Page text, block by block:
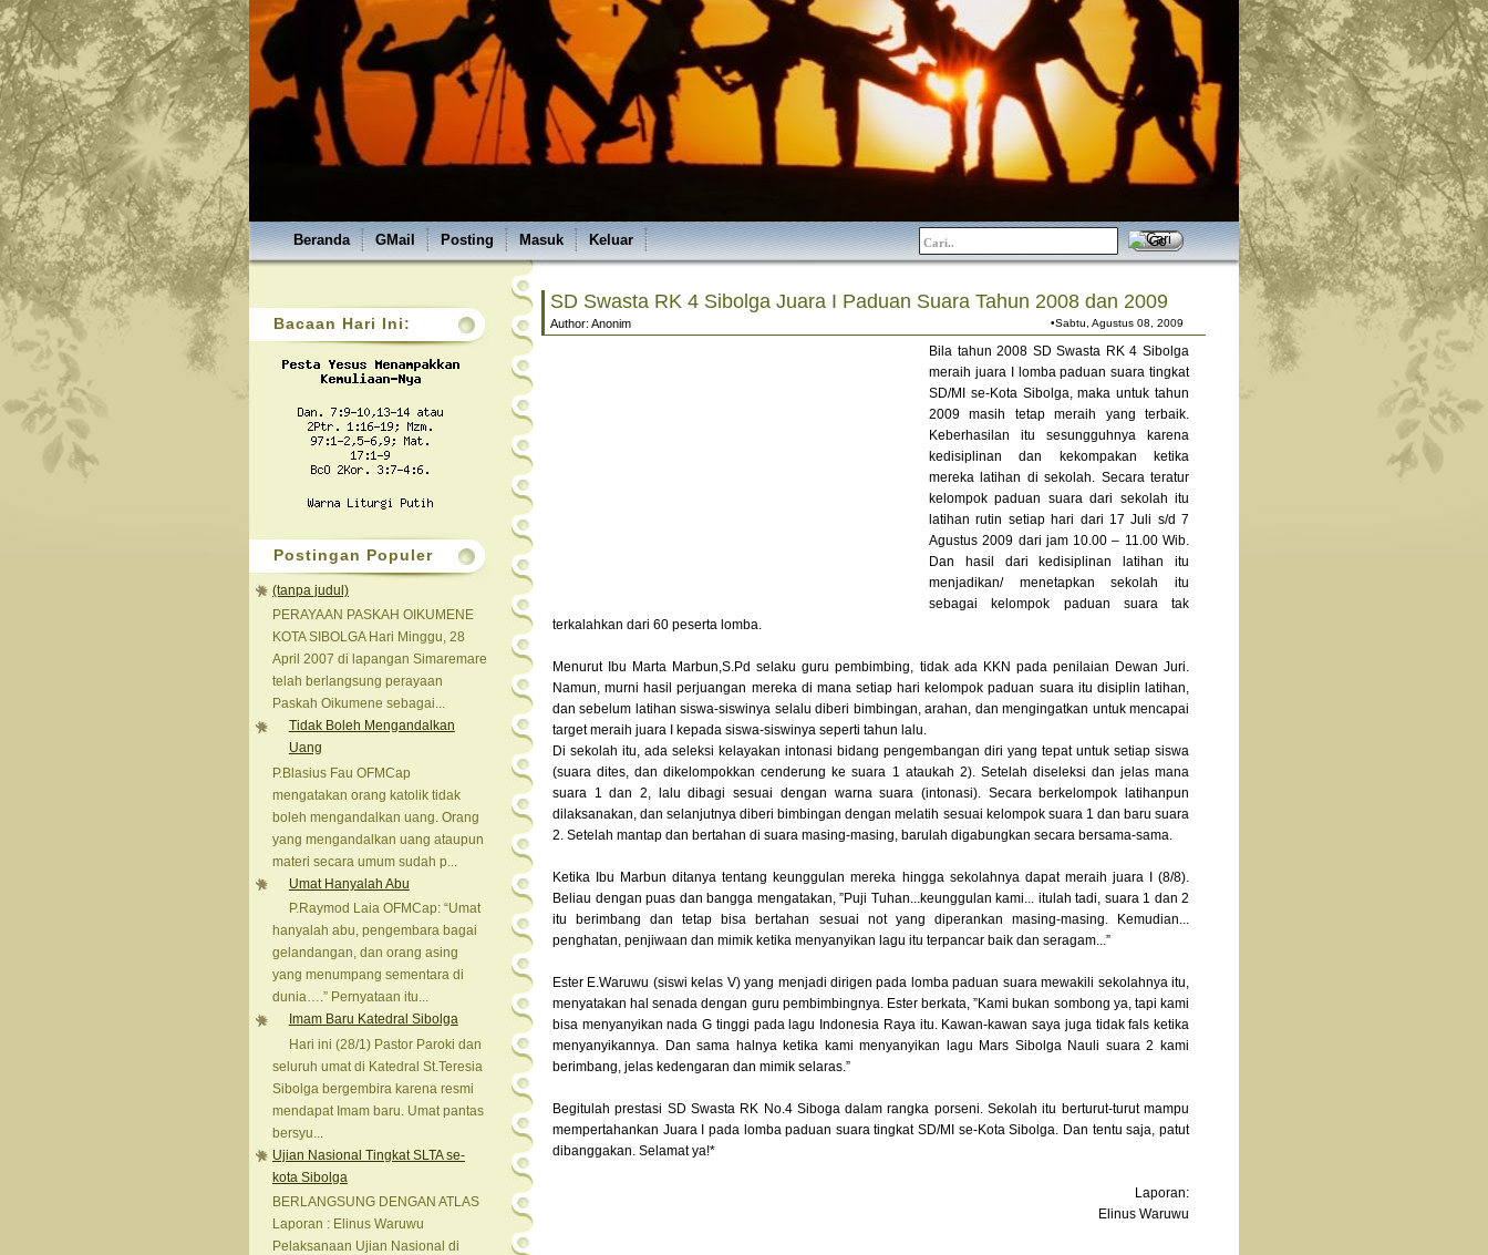
Beranda GMail Posting Masuk Keluar
Bacaan Hari Ini:
Postingan Populer
(tanpa judul)
PERAYAAN PASKAH OIKUMENE
KOTA SIBOLGA Hari Minggu, 28
April 2007 di lapangan Simaremare
telah berlangsung perayaan
Paskah Oikumene sebagai...
Tidak Boleh Mengandalkan
Uang
P.Blasius Fau OFMCap
mengatakan orang katolik tidak
boleh mengandalkan uang. Orang
yang mengandalkan uang ataupun
materi secara umum sudah p...
Umat Hanyalah Abu
P.Raymod Laia OFMCap: “Umat
hanyalah abu, pengembara bagai
gelandangan, dan orang asing
yang menumpang sementara di
dunia….” Pernyataan itu...
Imam Baru Katedral Sibolga
Hari ini (28/1) Pastor Paroki dan
seluruh umat di Katedral St.Teresia
Sibolga bergembira karena resmi
mendapat Imam baru. Umat pantas
bersyu...
Ujian Nasional Tingkat SLTA se-
kota Sibolga
BERLANGSUNG DENGAN ATLAS
Laporan : Elinus Waruwu
Pelaksanaan Ujian Nasional di
SD Swasta RK 4 Sibolga Juara I Paduan Suara Tahun 2008 dan 2009
Author: Anonim •Sabtu, Agustus 08, 2009
Bila tahun 2008 SD Swasta RK 4 Sibolga
meraih juara I lomba paduan suara tingkat
SD/MI se-Kota Sibolga, maka untuk tahun
2009 masih tetap meraih yang terbaik.
Keberhasilan itu sesungguhnya karena
kedisiplinan dan kekompakan ketika
mereka latihan di sekolah. Secara teratur
kelompok paduan suara dari sekolah itu
latihan rutin setiap hari dari 17 Juli s/d 7
Agustus 2009 dari jam 10.00 – 11.00 Wib.
Dan hasil dari kedisiplinan latihan itu
menjadikan/ menetapkan sekolah itu
sebagai kelompok paduan suara tak
terkalahkan dari 60 peserta lomba.
Menurut Ibu Marta Marbun,S.Pd selaku guru pembimbing, tidak ada KKN pada penilaian Dewan Juri.
Namun, murni hasil perjuangan mereka di mana setiap hari kelompok paduan suara itu disiplin latihan,
dan sebelum latihan siswa-siswinya selalu diberi bimbingan, arahan, dan mengingatkan untuk mencapai
target meraih juara I kepada siswa-siswinya seperti tahun lalu.
Di sekolah itu, ada seleksi kelayakan intonasi bidang pengembangan diri yang tepat untuk setiap siswa
(suara dites, dan dikelompokkan cenderung ke suara 1 ataukah 2). Setelah diseleksi dan jelas mana
suara 1 dan 2, lalu dibagi sesuai dengan warna suara (intonasi). Secara berkelompok latihanpun
dilaksanakan, dan selanjutnya diberi bimbingan dengan melatih sesuai kelompok suara 1 dan baru suara
2. Setelah mantap dan bertahan di suara masing-masing, barulah digabungkan secara bersama-sama.
Ketika Ibu Marbun ditanya tentang keunggulan mereka hingga sekolahnya dapat meraih juara I (8/8).
Beliau dengan puas dan bangga mengatakan, ”Puji Tuhan...keunggulan kami... itulah tadi, suara 1 dan 2
itu berimbang dan tetap bisa bertahan sesuai not yang diperankan masing-masing. Kemudian...
penghatan, penjiwaan dan mimik ketika menyanyikan lagu itu terpancar baik dan seragam...”
Ester E.Waruwu (siswi kelas V) yang menjadi dirigen pada lomba paduan suara mewakili sekolahnya itu,
menyatakan hal senada dengan guru pembimbingnya. Ester berkata, ”Kami bukan sombong ya, tapi kami
bisa menyanyikan nada G tinggi pada lagu Indonesia Raya itu. Kawan-kawan saya juga tidak fals ketika
menyanyikannya. Dan sama halnya ketika kami menyanyikan lagu Mars Sibolga Nauli suara 2 kami
berimbang, jelas kedengaran dan mimik selaras.”
Begitulah prestasi SD Swasta RK No.4 Siboga dalam rangka porseni. Sekolah itu berturut-turut mampu
mempertahankan Juara I pada lomba paduan suara tingkat SD/MI se-Kota Sibolga. Dan tentu saja, patut
dibanggakan. Selamat ya!*
Laporan:
Elinus Waruwu